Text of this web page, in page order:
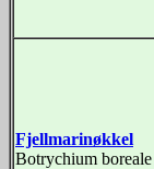
Fjellmarinøkkel
Botrychium boreale